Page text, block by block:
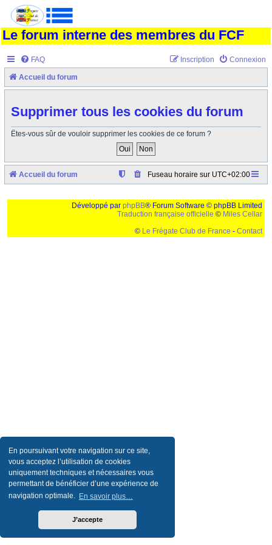
En poursuivant votre navigation sur ce site,
vous acceptez l’utilisation de cookies
uniquement techniques et nécessaires vous
permettant de bénéficier d’une expérience de
navigation optimale. En savoir plus…
J’accepte
Le forum interne des membres du FCF
FAQ Connexion
Inscription
Accueil du forum
Supprimer tous les cookies du forum
Êtes-vous sûr de vouloir supprimer les cookies de ce forum ?
Accueil du forum Fuseau horaire sur UTC+02:00
Développé par phpBB® Forum Software © phpBB Limited
Traduction française officielle © Miles Cellar
© Le Frégate Club de France - Contact